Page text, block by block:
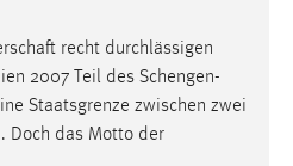
Staatsgrenze zwischen zwei
Doch das Motto der